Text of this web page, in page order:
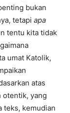
bukan
tetapi apa
tentu kita tidak
umat Katolik,
atas
otentik, yang
teks, kemudian